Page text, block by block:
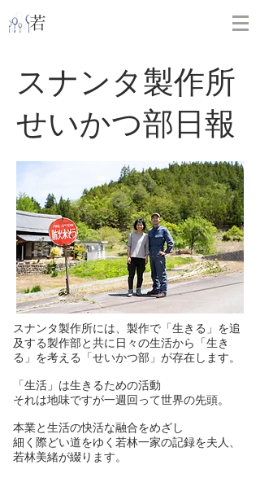
​
スナンタ製作所
せいかつ部日報
スナンタ製作所には、製作で「生きる」を追
及する製作部と共に日々の生活から「生き
る」を考える「せいかつ部」が存在します。
「生活」は生きるための活動
それは地味ですが一週回って世界の先頭。
本業と生活の快活な融合をめざし
細く際どい道をゆく若林一家の記録を夫人、
若林美緒が綴ります。